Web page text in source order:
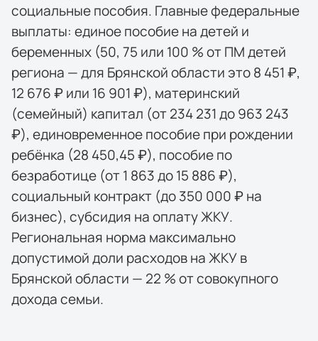
социальные пособия. Главные федеральные
выплаты: единое пособие на детей и
беременных (50, 75 или 100 % от ПМ детей
региона — для Брянской области это 8 451 ₽,
12 676 ₽ или 16 901 ₽), материнский
(семейный) капитал (от 234 231 до 963 243
₽), единовременное пособие при рождении
ребёнка (28 450,45 ₽), пособие по
безработице (от 1 863 до 15 886 ₽),
социальный контракт (до 350 000 ₽ на
бизнес), субсидия на оплату ЖКУ.
Региональная норма максимально
допустимой доли расходов на ЖКУ в
Брянской области — 22 % от совокупного
дохода семьи.